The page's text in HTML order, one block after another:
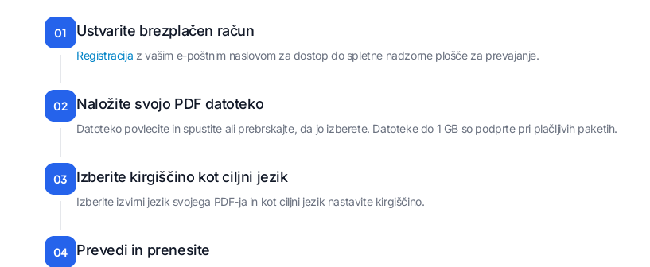
01 Ustvarite brezplačen račun
Registracija z vašim e-poštnim naslovom za dostop do spletne nadzorne plošče za prevajanje.
02 Naložite svojo PDF datoteko
Datoteko povlecite in spustite ali prebrskajte, da jo izberete. Datoteke do 1 GB so podprte pri plačljivih paketih.
03 Izberite kirgiščino kot ciljni jezik
Izberite izvirni jezik svojega PDF-ja in kot ciljni jezik nastavite kirgiščino.
04 Prevedi in prenesite